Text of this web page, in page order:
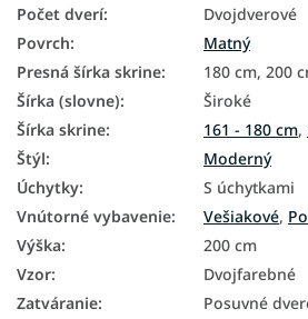
Počet dverí:
Dvojdverové
Povrch:
Matný
Presná šírka skrine:
180 cm, 200
Šírka (slovne):
Široké
Šírka skrine: 161 - 180 cm,
Štýl:
Moderný
Úchytky:
S úchytkami
Vnútorné vybavenie: Vešiakové,
Výška:
200 cm
Vzor:
Dvojfarebné
Zatváranie:
Posuvné